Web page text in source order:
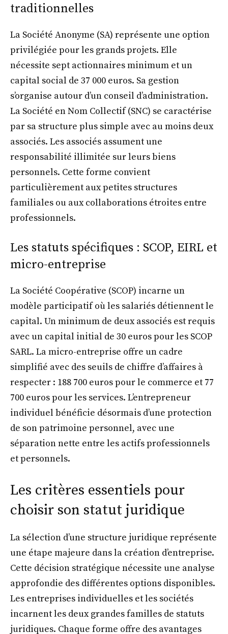
traditionnelles
La Société Anonyme (SA) représente une option
privilégiée pour les grands projets. Elle
nécessite sept actionnaires minimum et un
capital social de 37 000 euros. Sa gestion
s’organise autour d’un conseil d’administration.
La Société en Nom Collectif (SNC) se caractérise
par sa structure plus simple avec au moins deux
associés. Les associés assument une
responsabilité illimitée sur leurs biens
personnels. Cette forme convient
particulièrement aux petites structures
familiales ou aux collaborations étroites entre
professionnels.
Les statuts spécifiques : SCOP, EIRL et
micro-entreprise
La Société Coopérative (SCOP) incarne un
modèle participatif où les salariés détiennent le
capital. Un minimum de deux associés est requis
avec un capital initial de 30 euros pour les SCOP
SARL. La micro-entreprise offre un cadre
simplifié avec des seuils de chiffre d’affaires à
respecter : 188 700 euros pour le commerce et 77
700 euros pour les services. L’entrepreneur
individuel bénéficie désormais d’une protection
de son patrimoine personnel, avec une
séparation nette entre les actifs professionnels
et personnels.
Les critères essentiels pour
choisir son statut juridique
La sélection d’une structure juridique représente
une étape majeure dans la création d’entreprise.
Cette décision stratégique nécessite une analyse
approfondie des différentes options disponibles.
Les entreprises individuelles et les sociétés
incarnent les deux grandes familles de statuts
juridiques. Chaque forme offre des avantages